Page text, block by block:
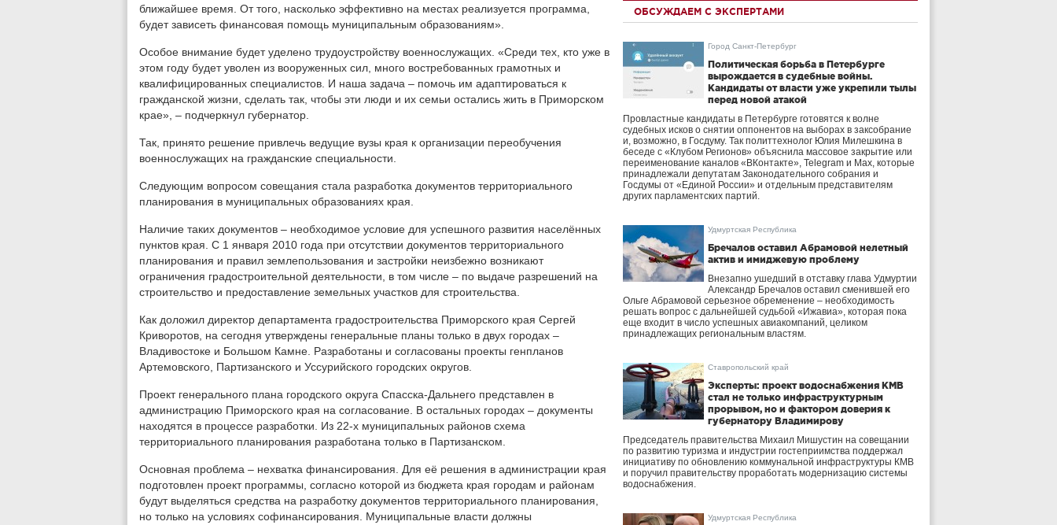
ближайшее время. От того, насколько эффективно на местах реализуется программа,
будет зависеть финансовая помощь муниципальным образованиям».
Особое внимание будет уделено трудоустройству военнослужащих. «Среди тех, кто уже в
этом году будет уволен из вооруженных сил, много востребованных грамотных и
квалифицированных специалистов. И наша задача – помочь им адаптироваться к
гражданской жизни, сделать так, чтобы эти люди и их семьи остались жить в Приморском
крае», – подчеркнул губернатор.
Так, принято решение привлечь ведущие вузы края к организации переобучения
военнослужащих на гражданские специальности.
Следующим вопросом совещания стала разработка документов территориального
планирования в муниципальных образованиях края.
Наличие таких документов – необходимое условие для успешного развития населённых
пунктов края. С 1 января 2010 года при отсутствии документов территориального
планирования и правил землепользования и застройки неизбежно возникают
ограничения градостроительной деятельности, в том числе – по выдаче разрешений на
строительство и предоставление земельных участков для строительства.
Как доложил директор департамента градостроительства Приморского края Сергей
Криворотов, на сегодня утверждены генеральные планы только в двух городах –
Владивостоке и Большом Камне. Разработаны и согласованы проекты генпланов
Артемовского, Партизанского и Уссурийского городских округов.
Проект генерального плана городского округа Спасска-Дальнего представлен в
администрацию Приморского края на согласование. В остальных городах – документы
находятся в процессе разработки. Из 22-х муниципальных районов схема
территориального планирования разработана только в Партизанском.
Основная проблема – нехватка финансирования. Для её решения в администрации края
подготовлен проект программы, согласно которой из бюджета края городам и районам
будут выделяться средства на разработку документов территориального планирования,
но только на условиях софинансирования. Муниципальные власти должны
ОБСУЖДАЕМ С ЭКСПЕРТАМИ
Город Санкт-Петербург
Политическая борьба в Петербурге
вырождается в судебные войны.
Кандидаты от власти уже укрепили тылы
перед новой атакой
Провластные кандидаты в Петербурге готовятся к волне
судебных исков о снятии оппонентов на выборах в заксобрание
и, возможно, в Госдуму. Так политтехнолог Юлия Милешкина в
беседе с «Клубом Регионов» объяснила массовое закрытие или
переименование каналов «ВКонтакте», Telegram и Max, которые
принадлежали депутатам Законодательного собрания и
Госдумы от «Единой России» и отдельным представителям
других парламентских партий.
Удмуртская Республика
Бречалов оставил Абрамовой нелетный
актив и имиджевую проблему
Внезапно ушедший в отставку глава Удмуртии
Александр Бречалов оставил сменившей его
Ольге Абрамовой серьезное обременение – необходимость
решать вопрос с дальнейшей судьбой «Ижавиа», которая пока
еще входит в число успешных авиакомпаний, целиком
принадлежащих региональным властям.
Ставропольский край
Эксперты: проект водоснабжения КМВ
стал не только инфраструктурным
прорывом, но и фактором доверия к
губернатору Владимирову
Председатель правительства Михаил Мишустин на совещании
по развитию туризма и индустрии гостеприимства поддержал
инициативу по обновлению коммунальной инфраструктуры КМВ
и поручил правительству проработать модернизацию системы
водоснабжения.
Удмуртская Республика